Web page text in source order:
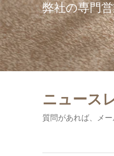
弊社の専門
ニュース
質問があれば、メ